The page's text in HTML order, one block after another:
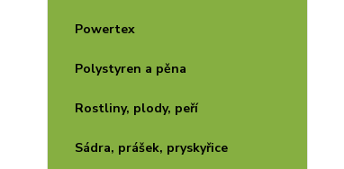
Powertex
Polystyren a pěna
Rostliny, plody, peří
Sádra, prášek, pryskyřice